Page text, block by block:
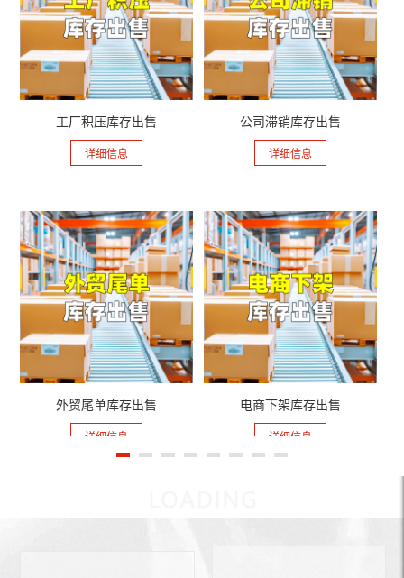
工厂积压库存出售
详细信息
公司滞销库存出售
详细信息
外贸尾单库存出售
详细信息
电商下架库存出售
详细信息